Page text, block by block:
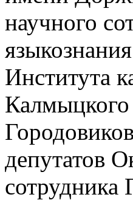
научного
Института
Калмыцкого
депутатов